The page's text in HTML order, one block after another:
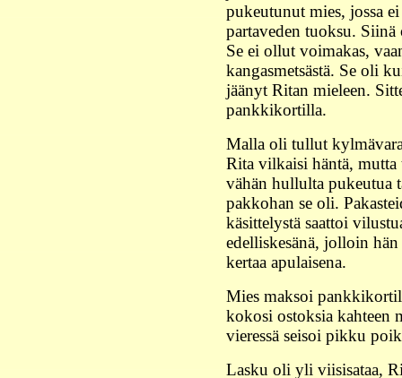
pukeutunut mies, jossa
partaveden tuoksu.
Se ei ollut voimakas,
kangasmetsästä. Se oli
jäänyt Ritan mieleen.
pankkikortilla.
Malla oli tullut
Rita vilkaisi häntä,
vähän hullulta pukeutua
pakkohan se oli.
käsittelystä saattoi
edelliskesänä, jolloin
kertaa apulaisena.
Mies maksoi
kokosi ostoksia kahteen
vieressä seisoi pikku
Lasku oli yli viisisataa,